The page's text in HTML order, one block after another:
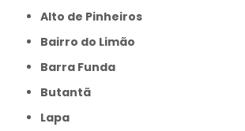
Alto de Pinheiros
Bairro do Limão
Barra Funda
Butantã
Lapa